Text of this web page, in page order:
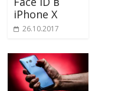
iPhone X
26.10.2017